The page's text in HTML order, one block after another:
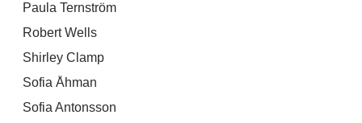
Paula Ternström
Robert Wells
Shirley Clamp
Sofia Åhman
Sofia Antonsson